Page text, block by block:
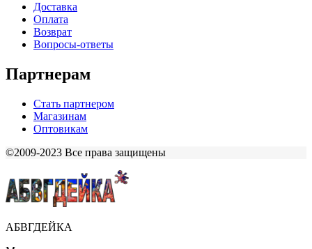
Доставка
Оплата
Возврат
Вопросы-ответы
Партнерам
Стать партнером
Магазинам
Оптовикам
©2009-2023 Все права защищены
АБВГДЕЙКА